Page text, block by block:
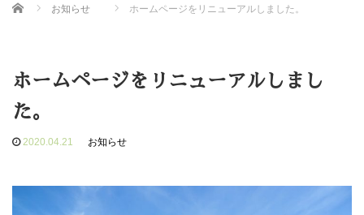
Home お知らせ ホームページをリニューアルしました。
ホームページをリニューアルしまし
た。
2020.04.21 お知らせ